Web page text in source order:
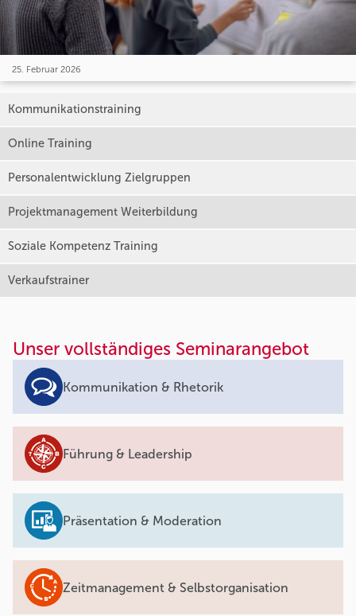
25. Februar 2026
Kommunikationstraining
Online Training
Personalentwicklung Zielgruppen
Projektmanagement Weiterbildung
Soziale Kompetenz Training
Verkaufstrainer
Unser vollständiges Seminarangebot
Kommunikation & Rhetorik
Führung & Leadership
Präsentation & Moderation
Zeitmanagement & Selbstorganisation